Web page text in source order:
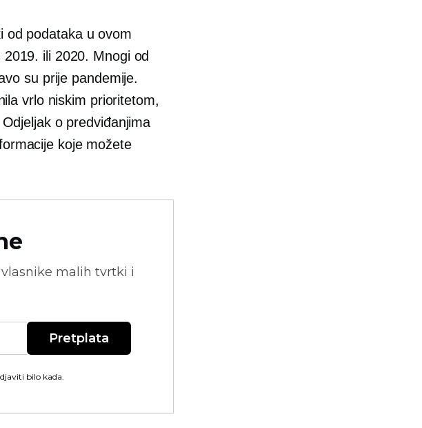
od podataka u ovom
ili 2020. Mnogi od
su prije pandemije.
vrlo niskim prioritetom,
o predviđanjima
koje možete
malih tvrtki i
Pretplata
bilo kada.